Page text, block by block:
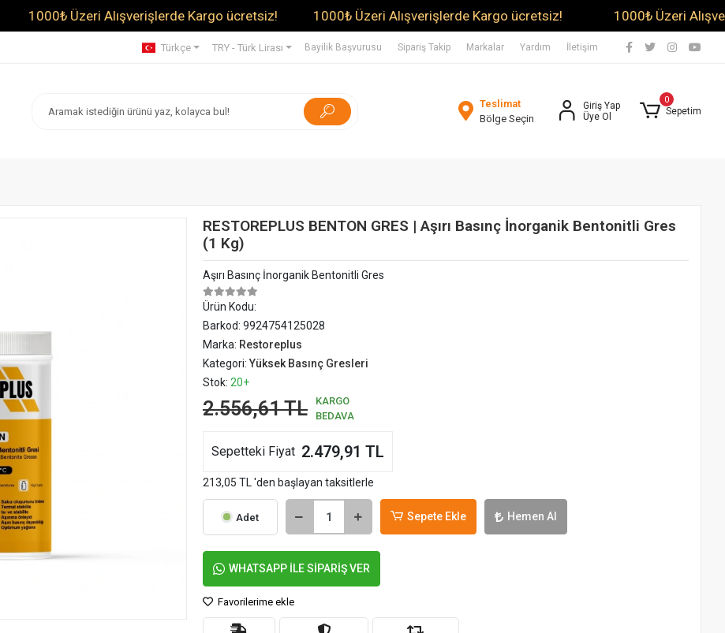
1000₺ Üzeri Alışverişlerde Kargo ücretsiz! 1000₺ Üzeri Alışverişlerde Kargo ücretsiz! 1000₺ Üzeri
Türkçe TRY - Türk Lirası Bayilik Başvurusu Sipariş Takip Markalar Yardım İletişim
Teslimat
Bölge Seçin
Giriş Yap
Üye Ol
0
Sepetim
RESTOREPLUS BENTON GRES | Aşırı Basınç İnorganik Bentonitli Gres
(1 Kg)
Aşırı Basınç İnorganik Bentonitli Gres
Ürün Kodu:
Barkod: 9924754125028
Marka: Restoreplus
Kategori:Yüksek Basınç Gresleri
Stok: 20+
2.556,61 TL
KARGO
BEDAVA
Sepetteki Fiyat 2.479,91 TL
213,05 TL 'den başlayan taksitlerle
Adet Sepete Ekle Hemen Al
WHATSAPP İLE SİPARİŞ VER
Favorilerime ekle